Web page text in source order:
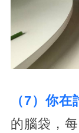
（7）你在
的腦袋，